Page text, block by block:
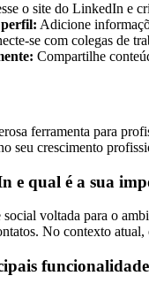
o site do LinkedIn e
perfil: Adicione
se com colegas de
Compartilhe
ferramenta para
seu crescimento
e qual é a sua
voltada para o
No contexto